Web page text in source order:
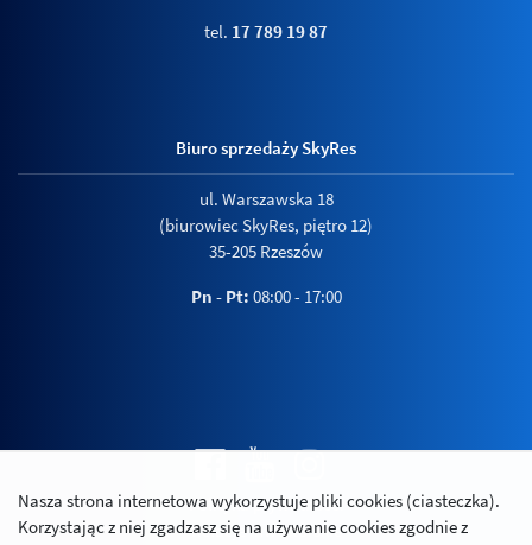
tel. 17 789 19 87
Biuro sprzedaży SkyRes
ul. Warszawska 18
(biurowiec SkyRes, piętro 12)
35-205 Rzeszów
Pn - Pt: 08:00 - 17:00
Polityka prywatności
Relacje inwestorskie
Nasza strona internetowa wykorzystuje pliki cookies (ciasteczka).
Korzystając z niej zgadzasz się na używanie cookies zgodnie z